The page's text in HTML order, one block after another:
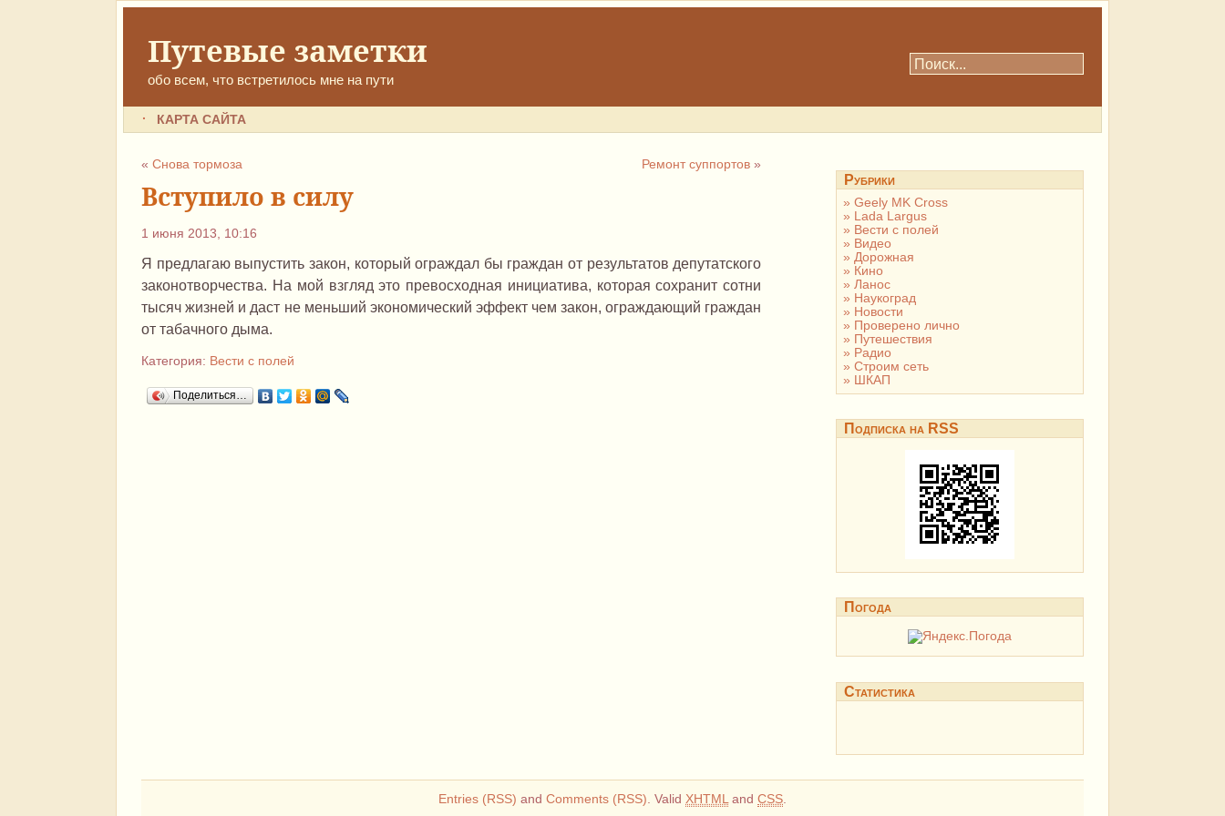
Путевые заметки
обо всем, что встретилось мне на пути
КАРТА САЙТА
«Снова тормоза Ремонт суппортов »
Вступило в силу
1 июня 2013, 10:16
Я предлагаю выпустить закон, который ограждал бы граждан от результатов депутатского
законотворчества. На мой взгляд это превосходная инициатива, которая сохранит сотни
тысяч жизней и даст не меньший экономический эффект чем закон, ограждающий граждан
от табачного дыма.
Категория: Вести с полей
Поделиться…
Рубрики
Geely MK Cross
Lada Largus
Вести с полей
Видео
Дорожная
Кино
Ланос
Наукоград
Новости
Проверено лично
Путешествия
Радио
Строим сеть
ШКАП
Подписка на RSS
Погода
Статистика
Entries (RSS) and Comments (RSS). Valid XHTMLand CSS.